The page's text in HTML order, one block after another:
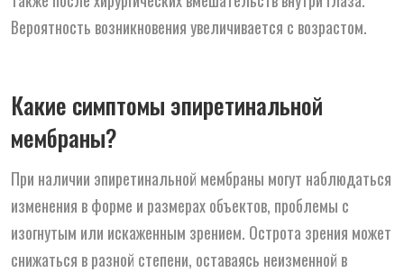
Вероятность возникновения увеличивается с возрастом.
Какие симптомы эпиретинальной
мембраны?
При наличии эпиретинальной мембраны могут наблюдаться
изменения в форме и размерах объектов, проблемы с
изогнутым или искаженным зрением. Острота зрения может
снижаться в разной степени, оставаясь неизменной в